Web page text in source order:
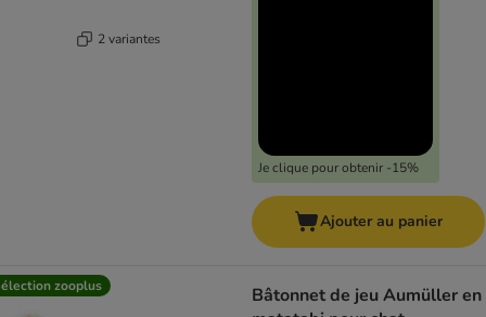
2 variantes
Je clique pour obtenir -15%
Ajouter au panier
zooplus
Bâtonnet de jeu Aumüller en